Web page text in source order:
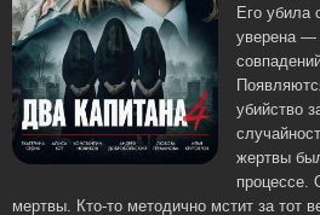
Его убила
уверена —
убийство
жертвы
процессе.
мертвы. Кто-то методично мстит за тот